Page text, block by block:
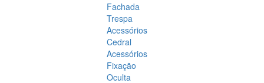
Fachada
Trespa
Acessórios
Cedral
Acessórios
Fixação
Oculta